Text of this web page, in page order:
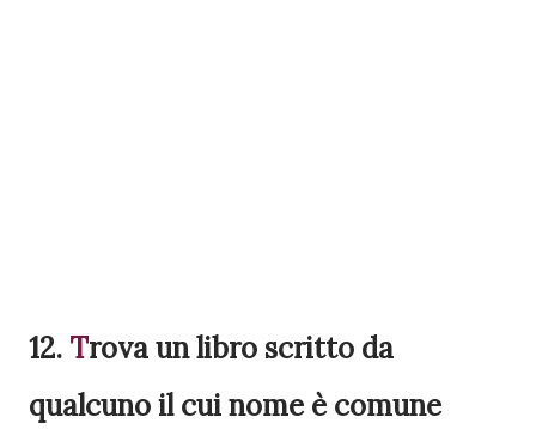
12. Trovaun libro scritto da
qualcuno il cui nome è comune